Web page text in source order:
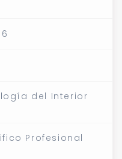
del Interior
Profesional